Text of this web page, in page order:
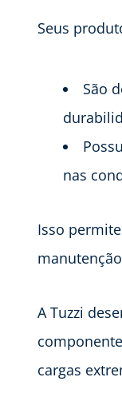
Seus
São
nas
Isso
A Tuzzi
cargas